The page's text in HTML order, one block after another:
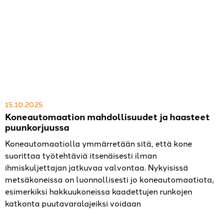
Koneautomaation mahdollisuudet ja haasteet
puunkorjuussa
15.10.2025
Koneautomaatiolla ymmärretään sitä, että kone
suorittaa työtehtäviä itsenäisesti ilman
ihmiskuljettajan jatkuvaa valvontaa. Nykyisissä
metsäkoneissa on luonnollisesti jo koneautomaatiota,
esimerkiksi hakkuukoneissa kaadettujen runkojen
katkonta puutavaralajeiksi voidaan